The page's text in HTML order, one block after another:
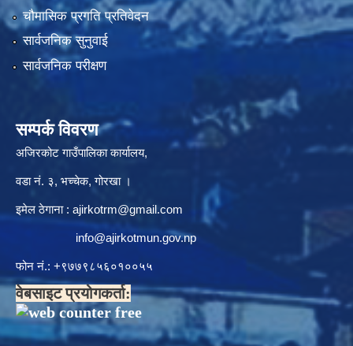
चौमासिक प्रगति प्रतिवेदन
सार्वजनिक सुनुवाई
सार्वजनिक परीक्षण
सम्पर्क विवरण
अजिरकोट गाउँपालिका कार्यालय,
वडा नं. ३, भच्चेक, गोरखा ।
इमेल ठेगाना : ajirkotrm@gmail.com
info@ajirkotmun.gov.np
फोन नं.: ‍‌+९७७९८५६०१००५५
वेबसाइट प्रयोगकर्ता: